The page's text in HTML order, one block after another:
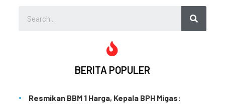
BERITA POPULER
Resmikan BBM 1 Harga, Kepala BPH Migas: